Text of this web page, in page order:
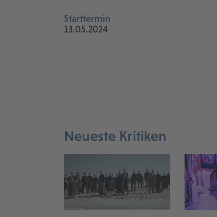
Starttermin
13.05.2024
Neueste Kritiken